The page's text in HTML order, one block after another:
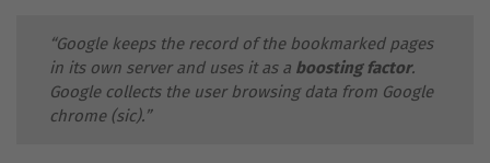
“Google keeps the record of the bookmarked pages
in its own server and uses it as a boosting factor.
Google collects the user browsing data from Google
chrome (sic).”